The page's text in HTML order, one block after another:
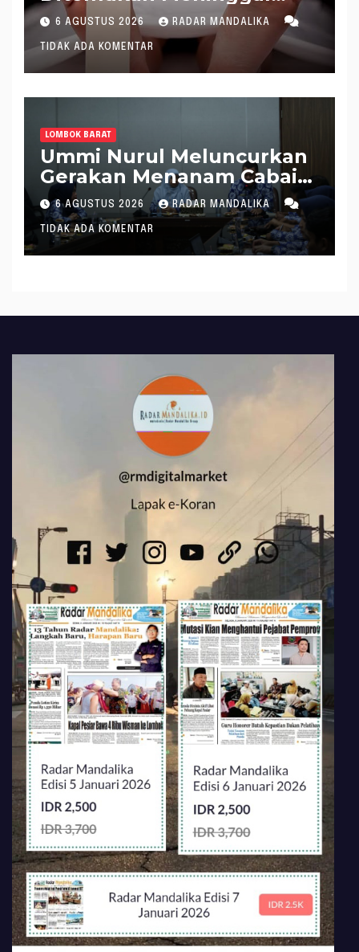
saat Setrum Ikan di
Sungai
6 AGUSTUS 2026 RADAR MANDALIKA
TIDAK ADA KOMENTAR
LOMBOK BARAT
Ummi Nurul Meluncurkan
Gerakan Menanam Cabai
Tangani Inflasi
6 AGUSTUS 2026 RADAR MANDALIKA
TIDAK ADA KOMENTAR